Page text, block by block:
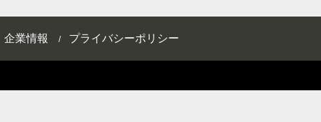
企業情報 プライバシーポリシー